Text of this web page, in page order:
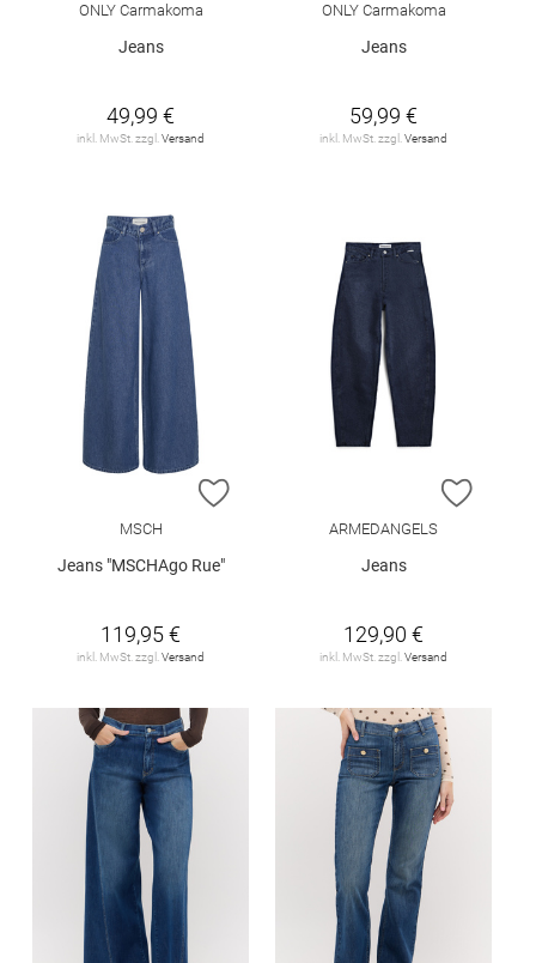
ONLY Carmakoma
Jeans
49,99 €
inkl. MwSt. zzgl. Versand
ONLY Carmakoma
Jeans
59,99 €
inkl. MwSt. zzgl. Versand
ZUR WUNSCHLISTE HINZUFÜGEN
MSCH
Jeans "MSCHAgo Rue"
119,95 €
inkl. MwSt. zzgl. Versand
ZUR
ARMEDANGELS
Jeans
129,90 €
inkl. MwSt. zzgl. Versand